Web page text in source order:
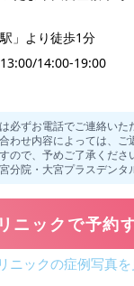
」より徒歩1分
14:00-19:00
必ずお電話でご連絡いた
わせ内容によっては、ご
ので、予めご了承くださ
院・大宮プラスデンタ
ニックで予約
ニックの症例写真を